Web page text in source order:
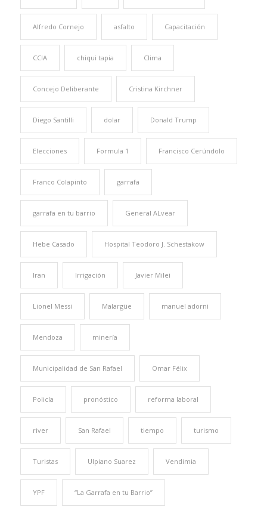
Alfredo Cornejo asfalto Capacitación
CCIA chiqui tapia Clima
Concejo Deliberante Cristina Kirchner
Diego Santilli dolar Donald Trump
Elecciones Formula 1 Francisco Cerúndolo
Franco Colapinto garrafa
garrafa en tu barrio General ALvear
Hebe Casado Hospital Teodoro J. Schestakow
Iran Irrigación Javier Milei
Lionel Messi Malargüe manuel adorni
Mendoza minería
Municipalidad de San Rafael Omar Félix
Policía pronóstico reforma laboral
river San Rafael tiempo turismo
Turistas Ulpiano Suarez Vendimia
YPF “La Garrafa en tu Barrio”